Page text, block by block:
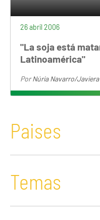
26 abril 2006
"La soja está
Latinoamérica"
PorNúria Navarro/
Paises
Temas